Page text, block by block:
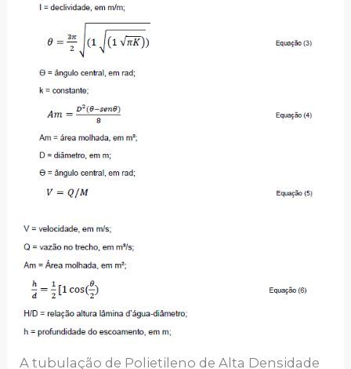
A tubulação de Polietileno de Alta Densidade